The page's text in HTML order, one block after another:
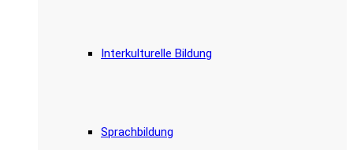
Interkulturelle Bildung
Sprachbildung